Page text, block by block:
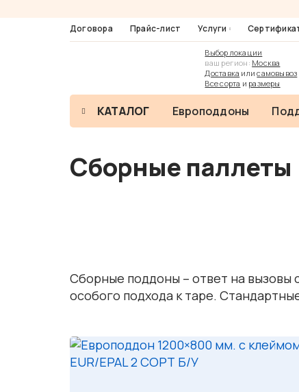
Договора Прайс-лист Услуги
Выбор локации
ваш регион: Москва
Доставка илисамовывоз
Все сорта и размеры
КАТАЛОГ Европоддоны
Сборные паллеты
Сборные поддоны – ответ на вызовы
особого подхода к таре.